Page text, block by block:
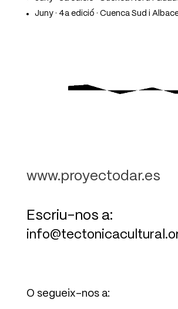
Juny · 4a edició · Cuenca Sud i
www.proyectodar.es
Escriu-nos a:
O segueix-nos a: